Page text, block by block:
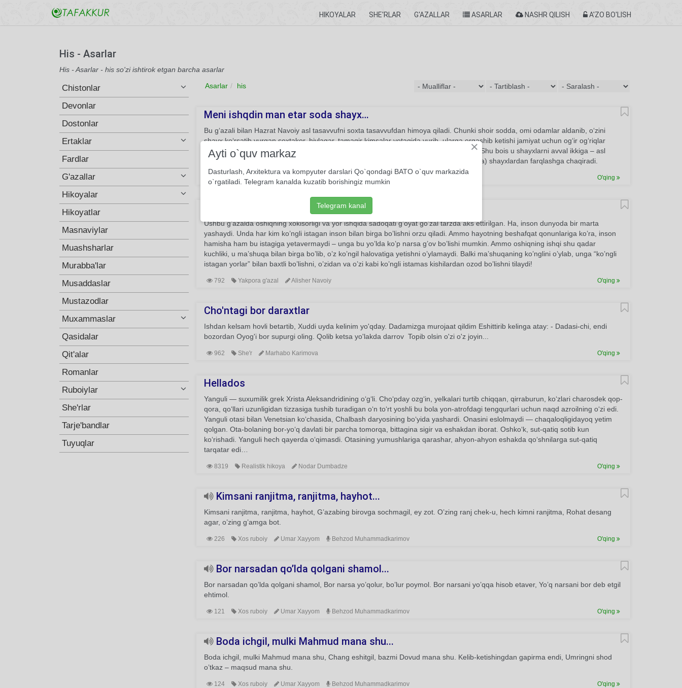
HIKOYALAR SHE'RLAR G'AZALLAR ASARLAR NASHR QILISH A'ZO BO'LISH
His - Asarlar
His - Asarlar - his so'zi ishtirok etgan barcha asarlar
Chistonlar
Devonlar
Dostonlar
Ertaklar
Fardlar
G'azallar
Hikoyalar
Hikoyatlar
Masnaviylar
Muashsharlar
Murabba'lar
Musaddaslar
Mustazodlar
Muxammaslar
Qasidalar
Qit'alar
Romanlar
Ruboiylar
She'rlar
Tarje'bandlar
Tuyuqlar
Asarlar his
Meni ishqdin man etar soda shayx…
Bu g‘azali bilan Hazrat Navoiy asl tasavvufni soxta tasavvufdan himoya qiladi. Chunki shoir sodda, omi odamlar aldanib, o‘zini
shayx ko‘rsatib yurgan soxtakor, hiylagar, tamagir kimsalar yetagida yurib, ularga ergashib ketishi jamiyat uchun og‘ir og‘riqlar
paydo qilishi, kutilmaganda ijtimoiy-siyosiy muammolar tug‘dirishini juda yaxshi bilgan. Shu bois u shayxlarni avval ikkiga – asl
shayxlarga hamda soxta shayxlarga bo‘lib oladi va odamlarni asl shayxlarni soxta (soda) shayxlardan farqlashga chaqiradi.
623 Yakpora g'azal Alisher Navoiy O'qing
Ushbu g’azalda oshiqning xokisorligi va yor ishqida sadoqati g’oyat go’zal tarzda aks ettirilgan. Ha, inson dunyoda bir marta
yashaydi. Unda har kim ko’ngli istagan inson bilan birga bo’lishni orzu qiladi. Ammo hayotning beshafqat qonunlariga ko’ra, inson
hamisha ham bu istagiga yetavermaydi – unga bu yo’lda ko’p narsa g’ov bo’lishi mumkin. Ammo oshiqning ishqi shu qadar
kuchliki, u ma’shuqa bilan birga bo’lib, o’z ko’ngil halovatiga yetishni o’ylamaydi. Balki ma’shuqaning ko’nglini o’ylab, unga “ko’ngli
istagan yorlar” bilan baxtli bo’lishni, o’zidan va o’zi kabi ko’ngli istamas kishilardan ozod bo’lishni tilaydi!
792 Yakpora g'azal Alisher Navoiy O'qing
Cho'ntagi bor daraxtlar
Ishdan kelsam hovli betartib, Xuddi uyda kelinim yo'qday. Dadamizga murojaat qildim Eshittirib kelinga atay: - Dadasi-chi, endi
bozordan Oyog'i bor supurgi oling. Qolib ketsa yo'lakda darrov Topib olsin o'zi o'z joyin...
962 She'r Marhabo Karimova O'qing
Hellados
Yanguli — suxumilik grek Xrista Aleksandridining oʻgʻli. Choʻpday ozgʻin, yelkalari turtib chiqqan, qirraburun, koʻzlari charosdek qop-
qora, qoʻllari uzunligidan tizzasiga tushib turadigan oʻn toʻrt yoshli bu bola yon-atrofdagi tengqurlari uchun naqd azroilning oʻzi edi.
Yanguli otasi bilan Venetsian koʻchasida, Chalbash daryosining boʻyida yashardi. Onasini eslolmaydi — chaqaloqligidayoq yetim
qolgan. Ota-bolaning bor-yoʻq davlati bir parcha tomorqa, bittagina sigir va eshakdan iborat. Oshkoʻk, sut-qatiq sotib kun
koʻrishadi. Yanguli hech qayerda oʻqimasdi. Otasining yumushlariga qarashar, ahyon-ahyon eshakda qoʻshnilarga sut-qatiq
tarqatar edi…
8319 Realistik hikoya Nodar Dumbadze O'qing
Kimsani ranjitma, ranjitma, hayhot...
Kimsani ranjitma, ranjitma, hayhot, G’azabing birovga sochmagil, ey zot. O’zing ranj chek-u, hech kimni ranjitma, Rohat desang
agar, o’zing g’amga bot.
226 Xos ruboiy Umar Xayyom Behzod Muhammadkarimov O'qing
Bor narsadan qo’lda qolgani shamol...
Bor narsadan qo’lda qolgani shamol, Bor narsa yo’qolur, bo’lur poymol. Bor narsani yo’qqa hisob etaver, Yo’q narsani bor deb etgil
ehtimol.
121 Xos ruboiy Umar Xayyom Behzod Muhammadkarimov O'qing
Boda ichgil, mulki Mahmud mana shu...
Boda ichgil, mulki Mahmud mana shu, Chang eshitgil, bazmi Dovud mana shu. Kelib-ketishingdan gapirma endi, Umringni shod
o’tkaz – maqsud mana shu.
124 Xos ruboiy Umar Xayyom Behzod Muhammadkarimov O'qing
×
Ayti o`quv markaz
Dasturlash, Arxitektura va kompyuter darslari Qo`qondagi BATO o`quv markazida
o`rgatiladi. Telegram kanalda kuzatib borishingiz mumkin
Telegram kanal